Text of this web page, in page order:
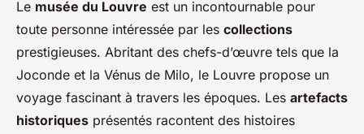
Le musée du Louvre est un incontournable pour
toute personne intéressée par les collections
prestigieuses. Abritant des chefs-d’œuvre tels que la
Joconde et la Vénus de Milo, le Louvre propose un
voyage fascinant à travers les époques. Les artefacts
historiques présentés racontent des histoires